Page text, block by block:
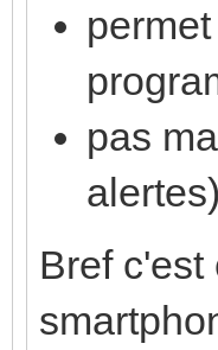
pas
Bref c'est